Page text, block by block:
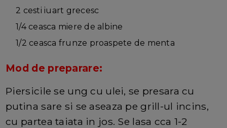
2 cesti iuart grecesc
1/4 ceasca miere de albine
1/2 ceasca frunze proaspete de menta
Mod de preparare:
Piersicile se ung cu ulei, se presara cu
putina sare si se aseaza pe grill-ul incins,
cu partea taiata in jos. Se lasa cca 1-2